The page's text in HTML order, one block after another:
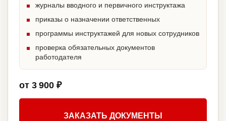
журналы вводного и первичного инструктажа
приказы о назначении ответственных
программы инструктажей для новых сотрудников
проверка обязательных документов
работодателя
от 3 900 ₽
ЗАКАЗАТЬ ДОКУМЕНТЫ